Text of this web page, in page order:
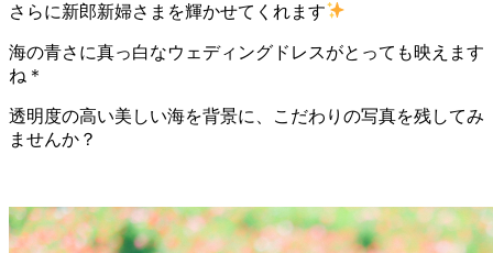
さらに新郎新婦さまを輝かせてくれます
海の青さに真っ白なウェディングドレスがとっても映えます
ね＊
透明度の高い美しい海を背景に、こだわりの写真を残してみ
ませんか？